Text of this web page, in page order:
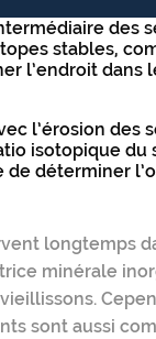
des
stables,
l’endroit
l’érosion des
isotopique
déterminer
longtemps
minérale
sont aussi